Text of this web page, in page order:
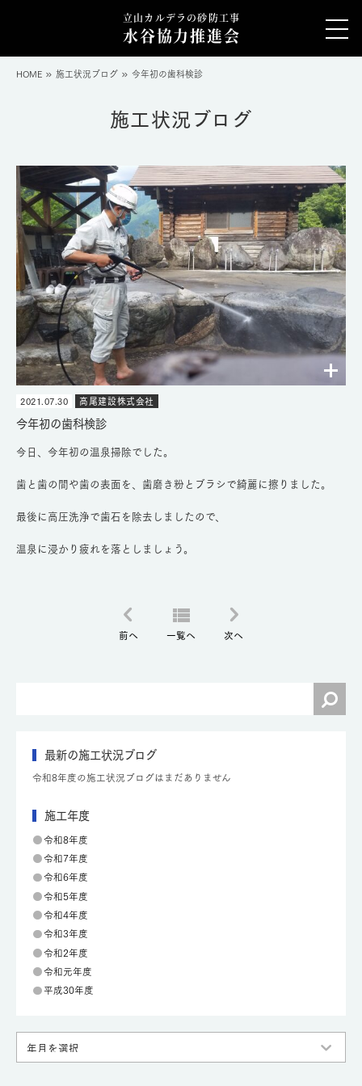
立山カルデラの砂防工事
水谷協力推進会
HOME 施工状況ブログ 今年初の歯科検診
施工状況ブログ
2021.07.30 高尾建設株式会社
今年初の歯科検診
今日、今年初の温泉掃除でした。
歯と歯の間や歯の表面を、歯磨き粉とブラシで綺麗に擦りました。
最後に高圧洗浄で歯石を除去しましたので、
温泉に浸かり疲れを落としましょう。
前へ 一覧へ 次へ
最新の施工状況ブログ
令和8年度の施工状況ブログはまだありません
施工年度
令和8年度
令和7年度
令和6年度
令和5年度
令和4年度
令和3年度
令和2年度
令和元年度
平成30年度